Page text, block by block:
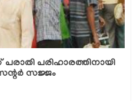
പരിഹാരത്തിനായി
സജ്ജം